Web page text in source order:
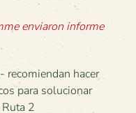
enviaron informe